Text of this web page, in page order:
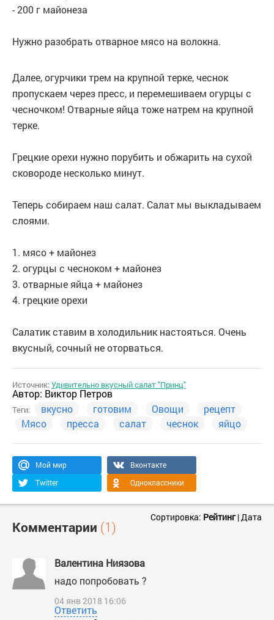
- 200 г майонеза
Нужно разобрать отварное мясо на волокна.
Далее, огурчики трем на крупной терке, чеснок
пропускаем через пресс, и перемешиваем огурцы с
чесночком! Отварные яйца тоже натрем на крупной
терке.
Грецкие орехи нужно порубить и обжарить на сухой
сковороде несколько минут.
Теперь собираем наш салат. Салат мы выкладываем
слоями.
1. мясо + майонез
2. огурцы с чесноком + майонез
3. отварные яйца + майонез
4. грецкие орехи
Салатик ставим в холодильник настояться. Очень
вкусный, сочный не оторваться.
Источник:Удивительно вкусный салат "Принц"
Автор: Виктор Петров
Теги: вкусно готовим Овощи
рецепт
Мясо
пресса салат чеснок яйцо
Мой мир
Вконтакте
Twitter
Одноклассники
Комментарии (1)
Сортировка: Рейтинг|Дата
Валентина Ниязова
надо попробовать ?
04 янв 2018 16:06
Ответить